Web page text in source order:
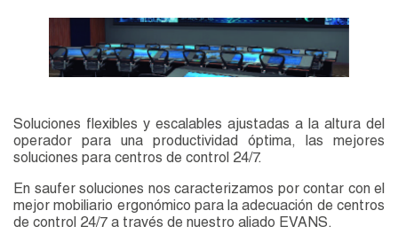
Mobiliario Ergonomico
Sistemas de visualización
Stock
PQRS
Contáctenos
Soluciones flexibles y escalables ajustadas a la altura del
operador para una productividad óptima, las mejores
soluciones para centros de control 24/7.
En saufer soluciones nos caracterizamos por contar con el
mejor mobiliario ergonómico para la adecuación de centros
de control 24/7 a través de nuestro aliado EVANS.